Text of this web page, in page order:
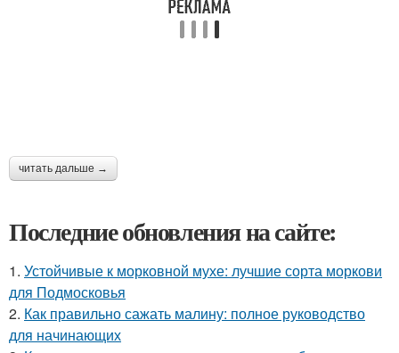
читать дальше →
Последние обновления на сайте:
1. Устойчивые к морковной мухе: лучшие сорта моркови
для Подмосковья
2. Как правильно сажать малину: полное руководство
для начинающих